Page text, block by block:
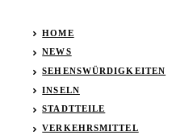
HOME
NEWS
SEHENSWÜRDIGKEITEN
INSELN
STADTTEILE
VERKEHRSMITTEL